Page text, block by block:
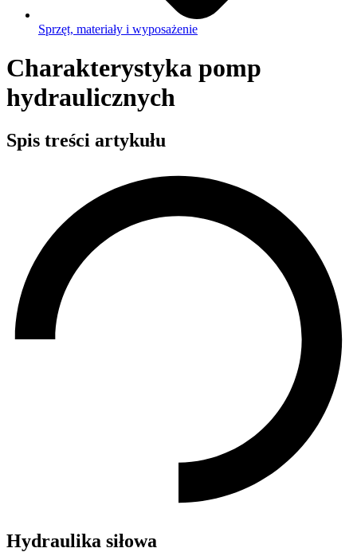
Sprzęt, materiały i wyposażenie
Charakterystyka pomp
hydraulicznych
Spis treści artykułu
Hydraulika siłowa